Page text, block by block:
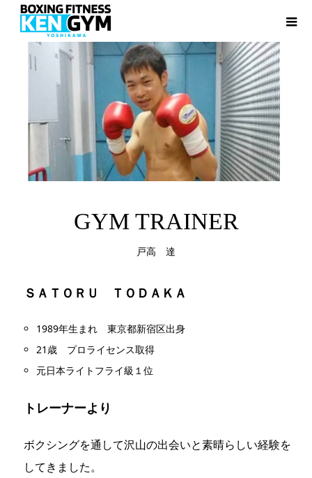
GYM TRAINER
戸高 達
ＳＡＴＯＲＵ ＴＯＤＡＫＡ
1989年生まれ 東京都新宿区出身
21歳 プロライセンス取得
元日本ライトフライ級１位
トレーナーより
ボクシングを通して沢山の出会いと素晴らしい経験を
してきました。